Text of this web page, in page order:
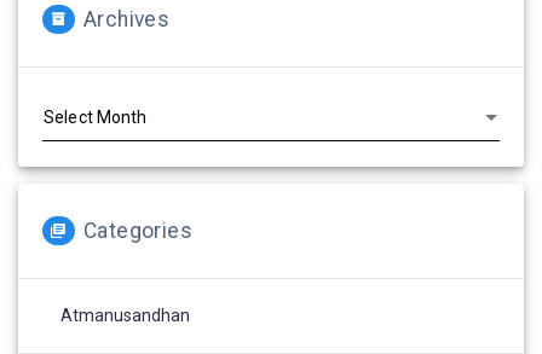
Archives
Categories
Atmanusandhan